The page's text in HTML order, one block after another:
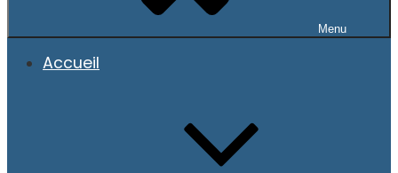
Menu
Accueil